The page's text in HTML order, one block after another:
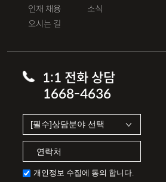
인재 채용
오시는 길
소식
1:1 전화 상담
1668-4636
개인정보 수집에 동의 합니다.